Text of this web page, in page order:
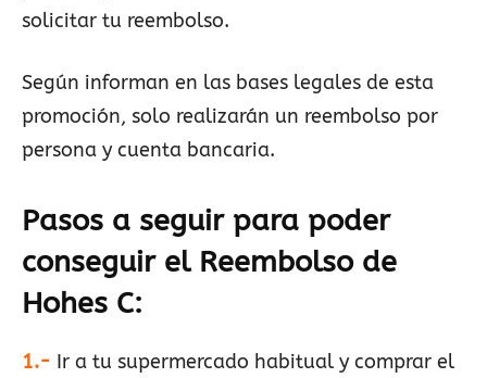
solicitar tu reembolso.
Según informan en las bases legales de esta
promoción, solo realizarán un reembolso por
persona y cuenta bancaria.
Pasos a seguir para poder
conseguir el Reembolso de
Hohes C:
1.- Ir a tu supermercado habitual y comprar el